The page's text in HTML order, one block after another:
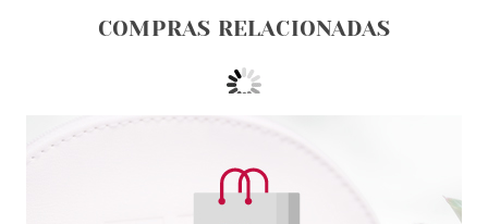
COMPRAS RELACIONADAS